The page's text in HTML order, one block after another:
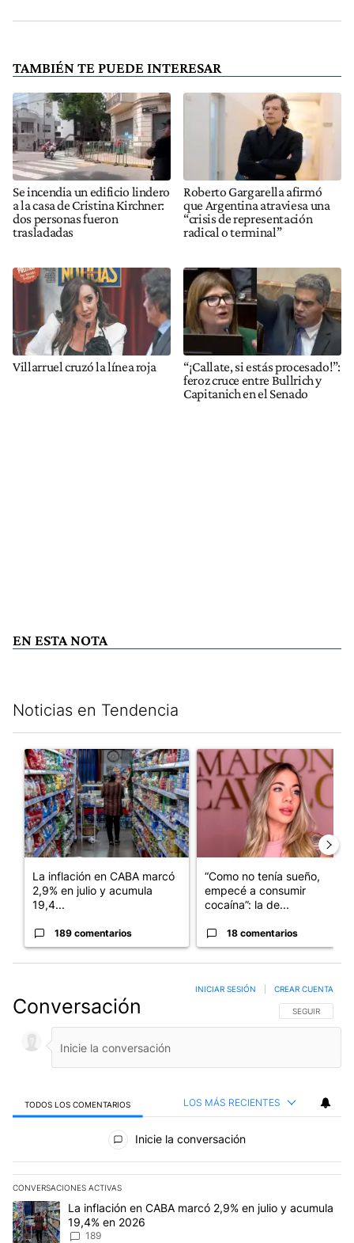
TAMBIÉN TE PUEDE INTERESAR
Se incendia un edificio lindero
a la casa de Cristina Kirchner:
dos personas fueron
trasladadas
Roberto Gargarella afirmó
que Argentina atraviesa una
“crisis de representación
radical o terminal”
Villarruel cruzó la línea roja
“¡Callate, si estás procesado!”:
feroz cruce entre Bullrich y
Capitanich en el Senado
EN ESTA NOTA
Noticias en Tendencia
Un artículo de tendencia con el título "La inflación en CABA
La inflación en CABA marcó
2,9% en julio y acumula
19,4...
189 comentarios
Un artículo de tendencia con
“Como no tenía sueño,
empecé a consumir
cocaína”: la de...
18 comentarios
Conversación SIGA ESTA
SEGUIR
INICIAR SESIÓN CREAR CUENTA
TODOS LOS COMENTARIOS LOS MÁS RECIENTES
Todos los comentarios
Inicie la conversación
CONVERSACIONES ACTIVAS
Este listado muestra los artículos con más comentarios en los
Un artículo de tendencia con el título "La inflación en CABA
La inflación en CABA marcó 2,9% en julio y acumula
19,4% en 2026
189